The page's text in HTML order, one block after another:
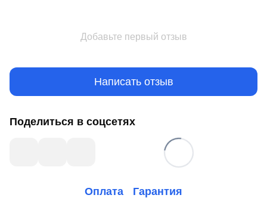
Добавьте первый отзыв
Написать отзыв
Поделиться в соцсетях
Оплата Гарантия